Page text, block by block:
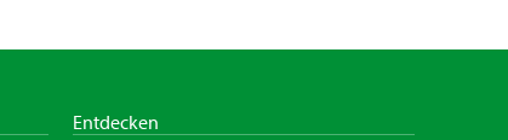
Entdecken